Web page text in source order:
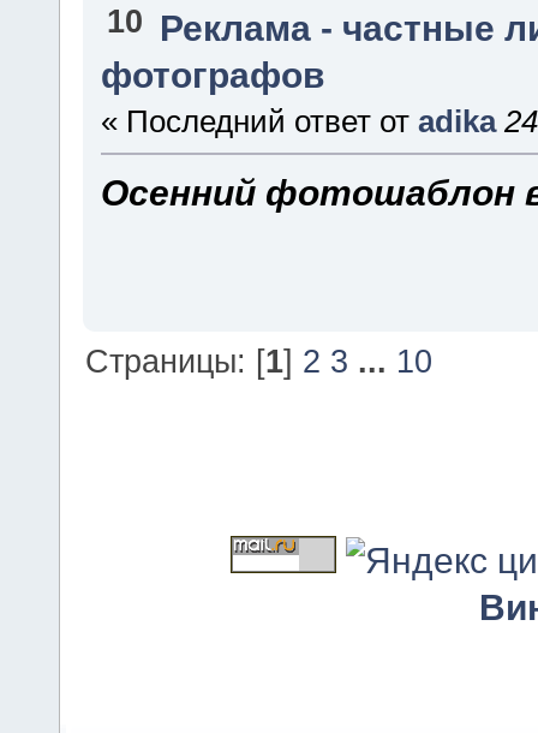
10 Реклама - частные
фотографов
« Последний ответ от adika
Осенний фотошаблон
Страницы: [1] 2 3 ... 10